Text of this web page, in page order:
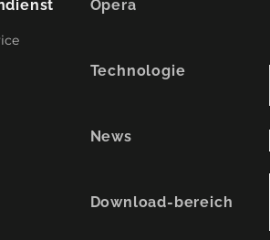
Opera
Technologie
News
Download-bereich